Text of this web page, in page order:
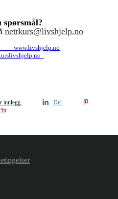
spørsmål?
nettkurs@livshjelp.no
www.livshjelp.no
innlegg
Del